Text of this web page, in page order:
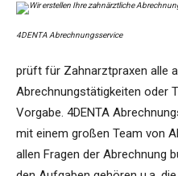
4DENTA Abrechnungsservice
prüft für Zahnarztpraxen alle
Abrechnungstätigkeiten oder
Vorgabe. 4DENTA
mit einem großen Team von
allen Fragen der Abrechnung